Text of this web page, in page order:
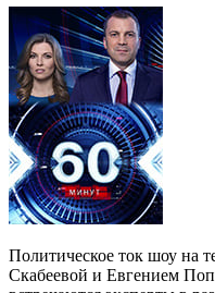
Политическое ток шоу на
Скабеевой и Евгением